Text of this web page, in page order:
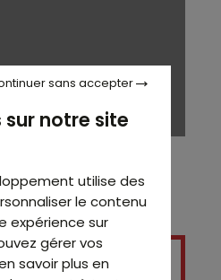
sur notre site
utilise des
le contenu
expérience sur
gérer vos
savoir plus en
sans accepter